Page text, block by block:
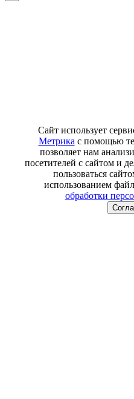
Сайт использует
Метрика с помощью
позволяет нам
посетителей с сайтом и
пользоваться
использованием
обработки